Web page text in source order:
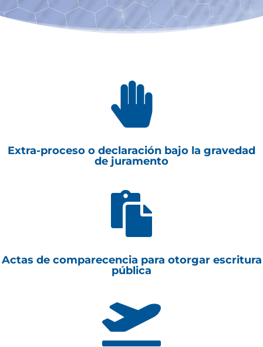

Extra-proceso o declaración bajo la gravedad
de juramento

Actas de comparecencia para otorgar escritura
pública
